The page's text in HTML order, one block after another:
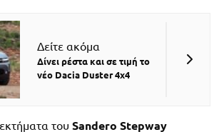
Δείτε ακόμα
Δίνει ρέστα και σε τιμή το
νέο Dacia Duster 4x4
του Sandero Stepway